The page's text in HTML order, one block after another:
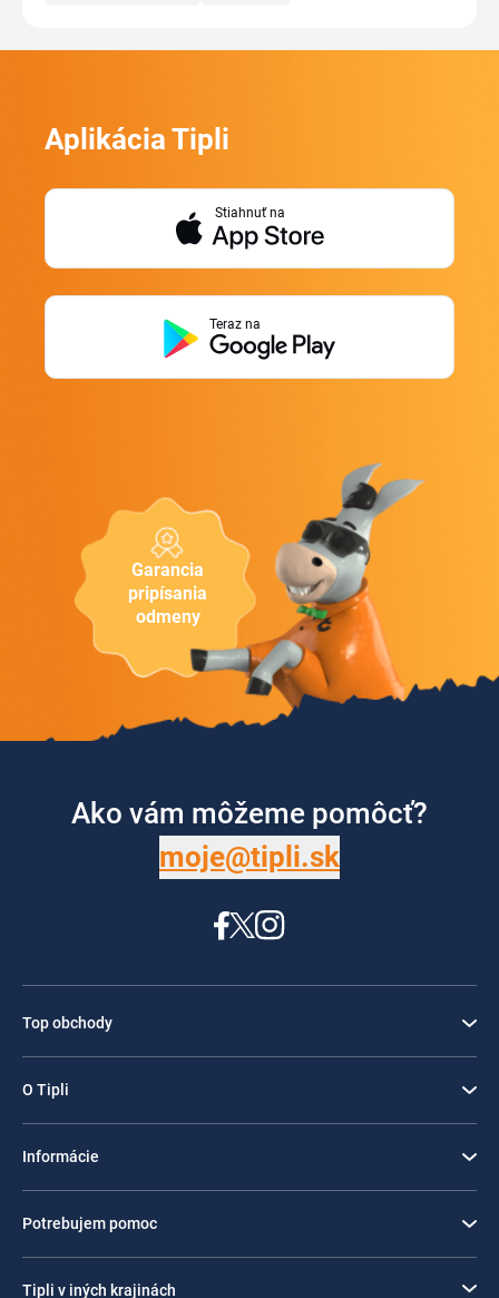
Garancia
pripísania
odmeny
Aplikácia Tipli
Stiahnuť na
Teraz na
Ako vám môžeme pomôcť?
moje@tipli.sk
Top obchody
O Tipli
Informácie
Potrebujem pomoc
Tipli v iných krajinách